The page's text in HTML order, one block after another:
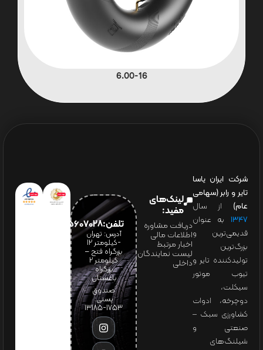
6.00-16
شرکت ایران یاسا
تایر و رابر (سهامی
عام) از سال
۱۳۴۷ به عنوان
قدیمی‌ترین و
بزرگ‌ترین
تولیدکننده تایر و
تیوب موتور
سیکلت،
دوچرخه، ادوات
کشاورزی سبک –
صنعتی و
شیلنگ‌های
لینک‌های
مفید:
دریافت مشاوره
اطلاعات مالی
اخبار مرتبط
لیست نمایندگان
داخلی
تلفن:65607028(021)
آدرس: تهران
-کیلومتر 12
بزرگراه فتح –
کیلومتر ۲
بزرگراه
باغستان
صندوق
پستی:
1753-13185